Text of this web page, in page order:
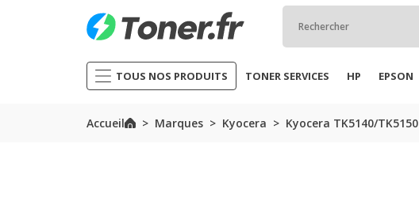
TOUS NOS PRODUITS TONER SERVICES HP EPSON
Accueil Marques Kyocera Kyocera TK5140/TK5150